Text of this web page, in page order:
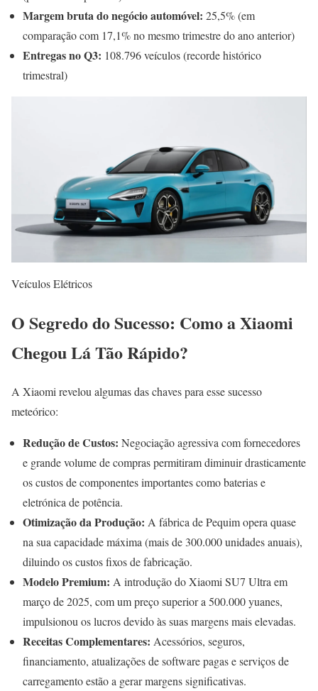
Margem bruta do negócio automóvel: 25,5% (em
comparação com 17,1% no mesmo trimestre do ano anterior)
Entregas no Q3: 108.796 veículos (recorde histórico
trimestral)
Veículos Elétricos
O Segredo do Sucesso: Como a Xiaomi
Chegou Lá Tão Rápido?
A Xiaomi revelou algumas das chaves para esse sucesso
meteórico:
Redução de Custos: Negociação agressiva com fornecedores
e grande volume de compras permitiram diminuir drasticamente
os custos de componentes importantes como baterias e
eletrónica de potência.
Otimização da Produção: A fábrica de Pequim opera quase
na sua capacidade máxima (mais de 300.000 unidades anuais),
diluindo os custos fixos de fabricação.
Modelo Premium: A introdução do Xiaomi SU7 Ultra em
março de 2025, com um preço superior a 500.000 yuanes,
impulsionou os lucros devido às suas margens mais elevadas.
Receitas Complementares: Acessórios, seguros,
financiamento, atualizações de software pagas e serviços de
carregamento estão a gerar margens significativas.